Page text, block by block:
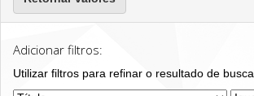
Adicionar filtros:
Utilizar filtros para refinar o resultado de busca.